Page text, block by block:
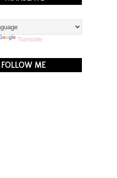
Translate
FOLLOW ME